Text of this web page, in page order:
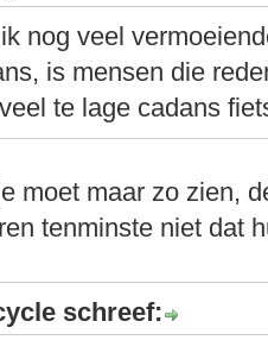
nog veel
is mensen die
te lage cadans
moet maar zo zien,
tenminste niet dat
schreef: